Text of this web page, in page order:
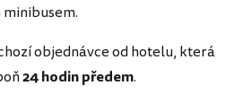
objednávce od hotelu, která
24 hodin předem.